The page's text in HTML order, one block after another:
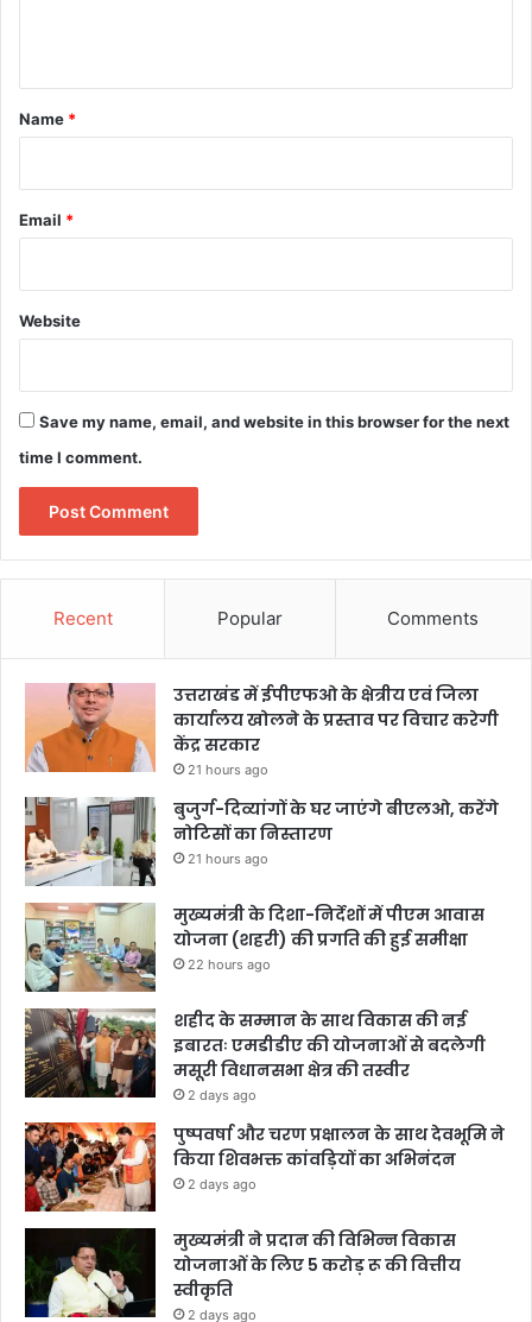
*
Name *
Email *
Website
Save my name, email, and website in this browser for the next
time I comment.
Recent Popular Comments
उत्तराखंड में ईपीएफओ के क्षेत्रीय एवं जिला
कार्यालय खोलने के प्रस्ताव पर विचार करेगी
केंद्र सरकार
21 hours ago
बुजुर्ग-दिव्यांगों के घर जाएंगे बीएलओ, करेंगे
नोटिसों का निस्तारण
21 hours ago
मुख्यमंत्री के दिशा-निर्देशों में पीएम आवास
योजना (शहरी) की प्रगति की हुई समीक्षा
22 hours ago
शहीद के सम्मान के साथ विकास की नई
इबारतः एमडीडीए की योजनाओं से बदलेगी
मसूरी विधानसभा क्षेत्र की तस्वीर
2 days ago
पुष्पवर्षा और चरण प्रक्षालन के साथ देवभूमि ने
किया शिवभक्त कांवड़ियों का अभिनंदन
2 days ago
मुख्यमंत्री ने प्रदान की विभिन्न विकास
योजनाओं के लिए 5 करोड़ रू की वित्तीय
स्वीकृति
2 days ago